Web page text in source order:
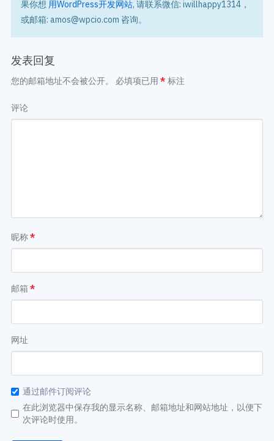
果你想 用WordPress开发网站, 请联系微信: iwillhappy1314，
或邮箱: amos@wpcio.com 咨询。
发表回复
您的邮箱地址不会被公开。 必填项已用 * 标注
评论
昵称*
邮箱 *
网址
通过邮件订阅评论
在此浏览器中保存我的显示名称、邮箱地址和网站地址，以便下
次评论时使用。